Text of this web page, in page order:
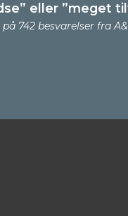
eller ”meget
742 besvarelser fra